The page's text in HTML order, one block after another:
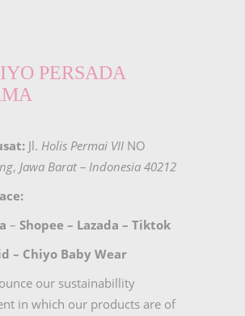
PERSADA
Jl. Holis Permai VII NO
, Jawa Barat – Indonesia 40212
– Shopee – Lazada – Tiktok
– Chiyo Baby Wear
our sustainabillity
in which our products are of